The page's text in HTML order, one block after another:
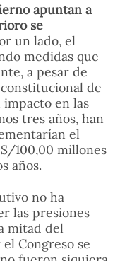
apuntan a
se
un lado, el
medidas que
a pesar de
de
en las
tres años, han
el
100,00 millones
años.
no ha
las presiones
mitad del
Congreso se